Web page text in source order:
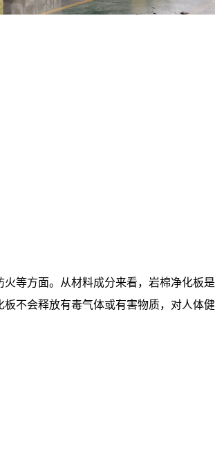
等方面。从材料成分来看，岩棉净化板是
不会释放有毒气体或有害物质，对人体健